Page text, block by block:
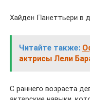
Хайден Панеттьери в
Читайте также:
актрисы Лели
С раннего возраста